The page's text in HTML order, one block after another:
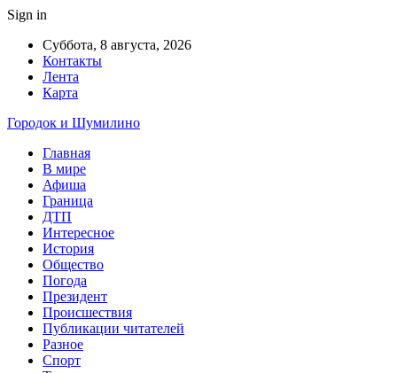
Sign in
Суббота, 8 августа, 2026
Контакты
Лента
Карта
Городок и Шумилино
Главная
В мире
Афиша
Граница
ДТП
Интересное
История
Общество
Погода
Президент
Происшествия
Публикации читателей
Разное
Спорт